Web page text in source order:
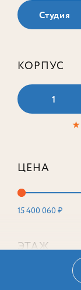
Студия
КОРПУС
1
★
ЦЕНА
15 400 060 ₽
ЭТАЖ